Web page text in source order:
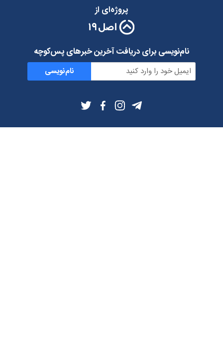
پروژه‌ای از
نام‌نویسی برای دریافت آخرین خبرهای پس‌کوچه
نام‌نویسی